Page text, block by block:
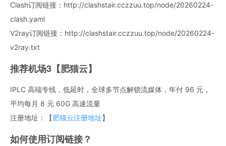
Clash订阅链接：http://clashstair.cczzuu.top/node/20260224-
clash.yaml
V2ray订阅链接：http://clashstair.cczzuu.top/node/20260224-
v2ray.txt
推荐机场3【肥猫云】
IPLC 高端专线，低延时，全球多节点解锁流媒体，年付 96 元，
平均每月 8 元 60G 高速流量
注册地址：【肥猫云注册地址】
如何使用订阅链接？